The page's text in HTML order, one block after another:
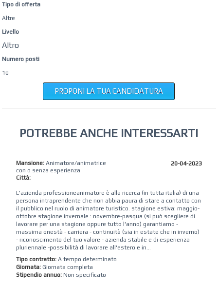
Tipo di offerta
Altre
Livello
Altro
Numero posti
10
PROPONI LA TUA CANDIDATURA
POTREBBE ANCHE INTERESSARTI
Mansione:Animatore/animatrice
con o senza esperienza
Città:
20-04-2023
L'azienda professioneanimatore è alla ricerca (in tutta italia) di una
persona intraprendente che non abbia paura di stare a contatto con
il pubblico nel ruolo di animatore turistico. stagione estiva: maggio-
ottobre stagione invernale : novembre-pasqua (si può scegliere di
lavorare per una stagione oppure tutto l'anno) garantiamo -
massima onestà - carriera - continuità (sia in estate che in inverno)
- riconoscimento del tuo valore - azienda stabile e di esperienza
pluriennale -possibilità di lavorare all'estero e in...
Tipo contratto:A tempo determinato
Giornata: Giornata completa
Stipendio annuo: Non specificato